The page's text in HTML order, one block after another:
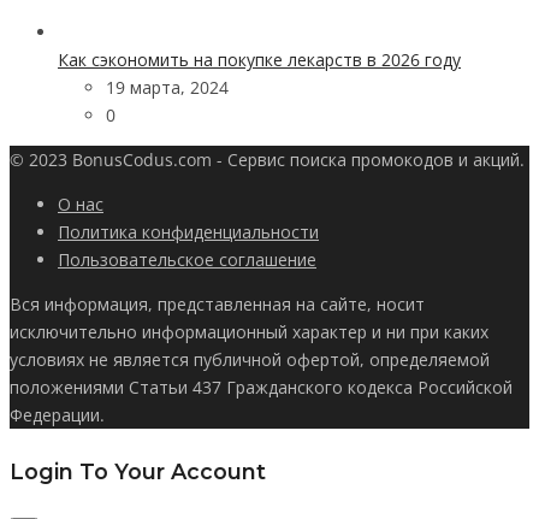
Как сэкономить на покупке лекарств в 2026 году
19 марта, 2024
0
© 2023 BonusCodus.com - Сервис поиска промокодов и акций.
О нас
Политика конфиденциальности
Пользовательское соглашение
Вся информация, представленная на сайте, носит
исключительно информационный характер и ни при каких
условиях не является публичной офертой, определяемой
положениями Статьи 437 Гражданского кодекса Российской
Федерации.
Login To Your Account